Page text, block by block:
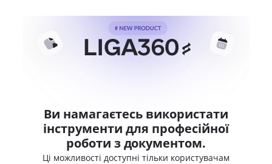
Ви намагаєтесь використати
інструменти для професійної
роботи з документом.
Ці можливості доступні тільки користувачам